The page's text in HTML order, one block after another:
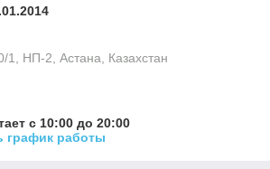
НП-2, Астана, Казахстан
с 10:00 до 20:00
график работы